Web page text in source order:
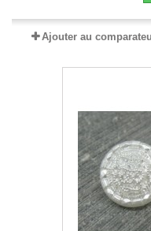
Ajouter au